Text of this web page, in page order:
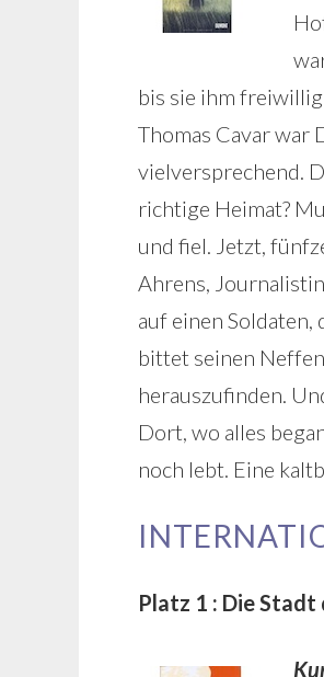
bis sie ihm
Thomas Cavar war
vielversprechend.
richtige Heimat?
und fiel. Jetzt,
Ahrens,
auf einen
bittet seinen
herauszufinden.
Dort, wo alles
noch lebt. Eine
Platz 1 : Die Stadt